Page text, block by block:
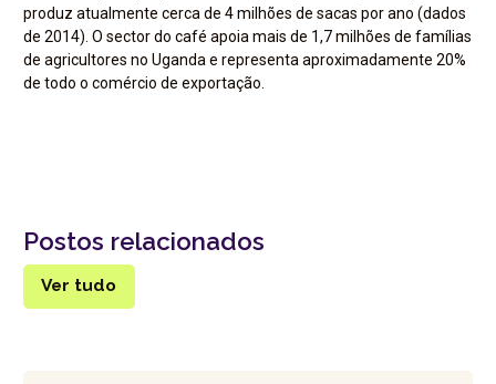
produz atualmente cerca de 4 milhões de sacas por ano (dados
de 2014). O sector do café apoia mais de 1,7 milhões de famílias
de agricultores no Uganda e representa aproximadamente 20%
de todo o comércio de exportação.
Postos relacionados
Ver tudo